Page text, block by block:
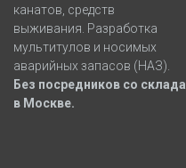
канатов, средств
выживания. Разработка
мультитулов и носимых
аварийных запасов (НАЗ).
Без посредников со склада
в Москве.